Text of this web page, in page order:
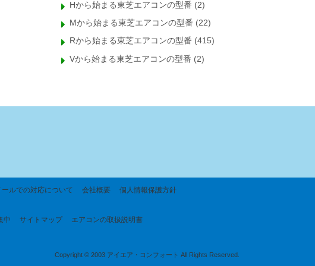
Hから始まる東芝エアコンの型番 (2)
Mから始まる東芝エアコンの型番 (22)
Rから始まる東芝エアコンの型番 (415)
Vから始まる東芝エアコンの型番 (2)
ールでの対応について 会社概要 個人情報保護方針
中 サイトマップ エアコンの取扱説明書
Copyright © 2003 アイエア・コンフォート All Rights Reserved.